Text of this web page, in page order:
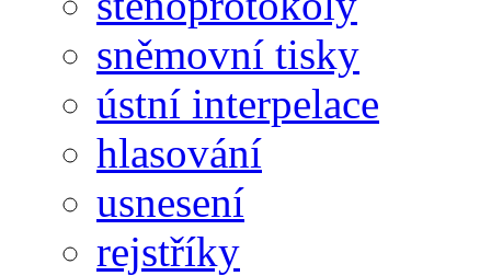
sněmovní tisky
ústní interpelace
hlasování
usnesení
rejstříky